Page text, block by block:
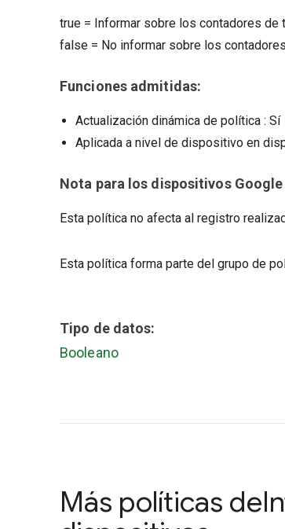
true = Informar sobre los contadores
false = No informar sobre los
Funciones admitidas:
Actualización dinámica de política : Sí
Aplicada a nivel de dispositivo en
Nota para los dispositivos
Esta política no afecta al registro
Esta política forma parte del grupo de
Tipo de datos:
Booleano
Más políticas de